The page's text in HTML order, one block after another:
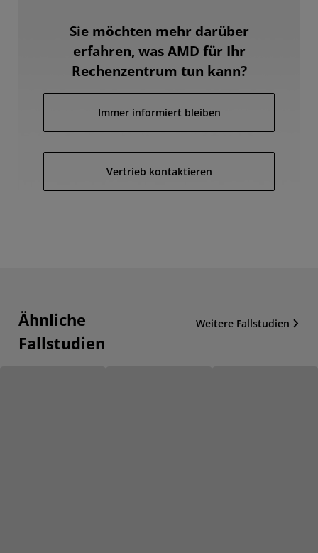
Sie möchten mehr darüber
erfahren, was AMD für Ihr
Rechenzentrum tun kann?
Immer informiert bleiben
Vertrieb kontaktieren
Ähnliche
Fallstudien
Weitere Fallstudien